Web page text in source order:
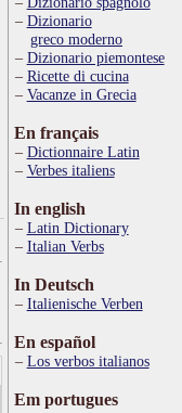
Dizionario
greco moderno
Dizionario piemontese
Ricette di cucina
Vacanze in Grecia
En français
Dictionnaire Latin
Verbes italiens
In english
Latin Dictionary
Italian Verbs
In Deutsch
Italienische Verben
En español
Los verbos italianos
Em portugues